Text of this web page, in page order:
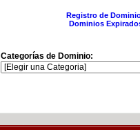
Registro de
Dominios
Categorías de Dominio: